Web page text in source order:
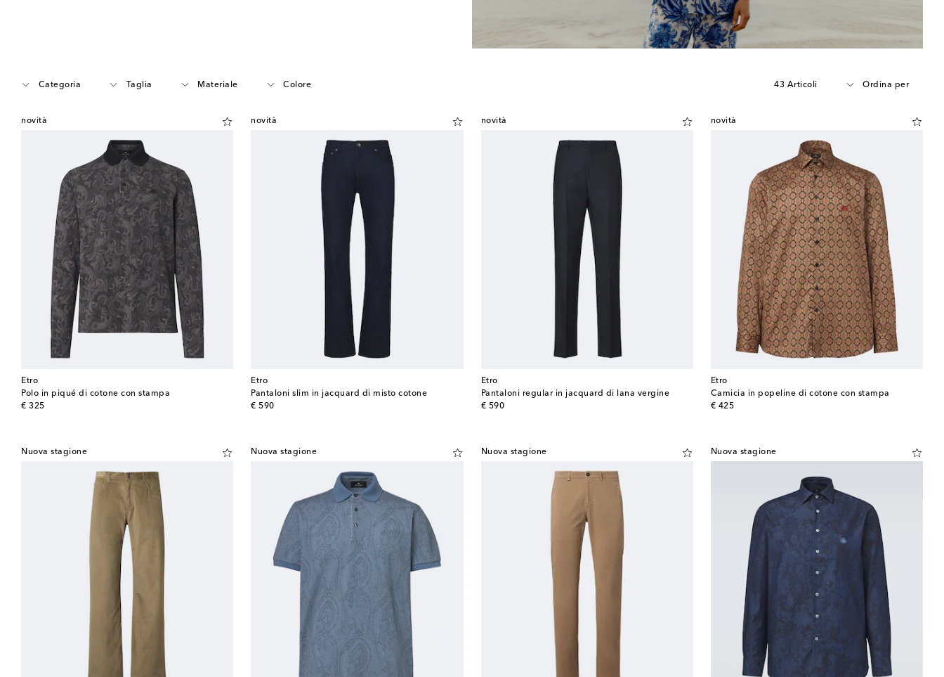
Categoria Taglia Materiale Colore 43 Articoli Ordina per
novità
Etro
Polo in piqué di cotone con stampa
€ 325
original price
novità
Etro
Pantaloni slim in jacquard di misto cotone
€ 590
original price
novità
Etro
Pantaloni regular in jacquard di lana vergine
€ 590
original price
novità
Etro
Camicia in popeline di cotone con stampa
€ 425
original price
Nuova stagione Nuova stagione Nuova stagione Nuova stagione